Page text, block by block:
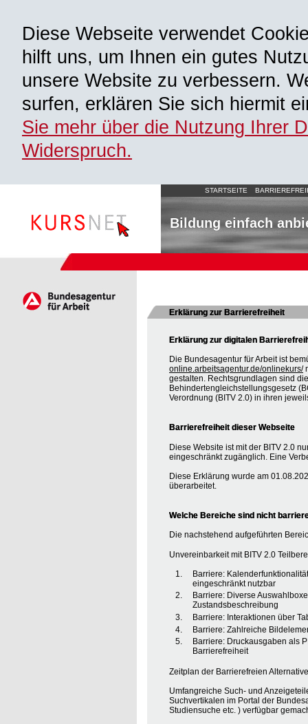
Diese Webseite verwendet
hilft uns, um Ihnen ein gutes
unsere Website zu verbessern.
surfen, erklären Sie sich hiermit
Sie mehr über die Nutzung Ihrer
Widerspruch.
STARTSEITE
Bildung einfach
Erklärung zur Barrierefreiheit
Erklärung zur digitalen
Die Bundesagentur für Arbeit ist
online.arbeitsagentur.de/onlinekurs/
gestalten. Rechtsgrundlagen sind
Behindertengleichstellungsgesetz
Verordnung (BITV 2.0) in ihren
Barrierefreiheit dieser Webseite
Diese Website ist mit der BITV 2.0
eingeschränkt zugänglich. Eine
Diese Erklärung wurde am
überarbeitet.
Welche Bereiche sind nicht
Die nachstehend aufgeführten
Unvereinbarkeit mit BITV 2.0
Barriere:
eingeschränkt nutzbar
Barriere: Diverse
Zustandsbeschreibung
Barriere: Interaktionen über
Barriere: Zahlreiche
Barriere: Druckausgaben als
Barrierefreiheit
Zeitplan der Barrierefreien
Umfangreiche Such- und
Suchvertikalen im Portal der
Studiensuche etc. ) verfügbar